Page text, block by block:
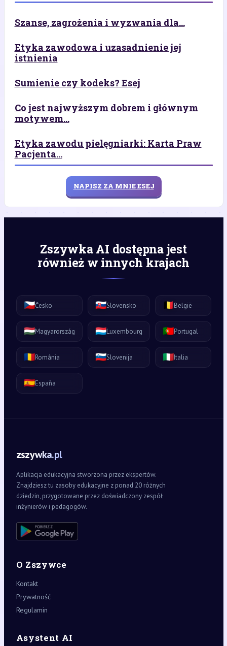
Szanse, zagrożenia i wyzwania dla...
Etyka zawodowa i uzasadnienie jej
istnienia
Sumienie czy kodeks? Esej
Co jest najwyższym dobrem i głównym
motywem...
Etyka zawodu pielęgniarki: Karta Praw
Pacjenta...
NAPISZ ZA MNIE ESEJ
Zszywka AI dostępna jest
również w innych krajach
🇨🇿Česko 🇸🇰Slovensko 🇧🇪België
🇭🇺Magyarország 🇱🇺Luxembourg 🇵🇹Portugal
🇷🇴România 🇸🇮Slovenija 🇮🇹Italia
🇪🇸España
zszywka.pl
Aplikacja edukacyjna stworzona przez ekspertów.
Znajdziesz tu zasoby edukacyjne z ponad 20 różnych
dziedzin, przygotowane przez doświadczony zespół
inżynierów i pedagogów.
O Zszywce
Kontakt
Prywatność
Regulamin
Asystent AI